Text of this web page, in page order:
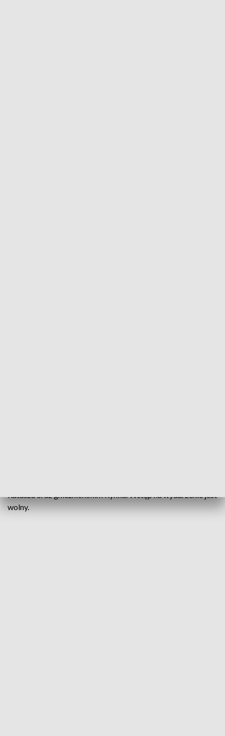
Ratusza oraz gnieźnieńskim Rynku. Wstęp na wydarzenie jest
wolny.